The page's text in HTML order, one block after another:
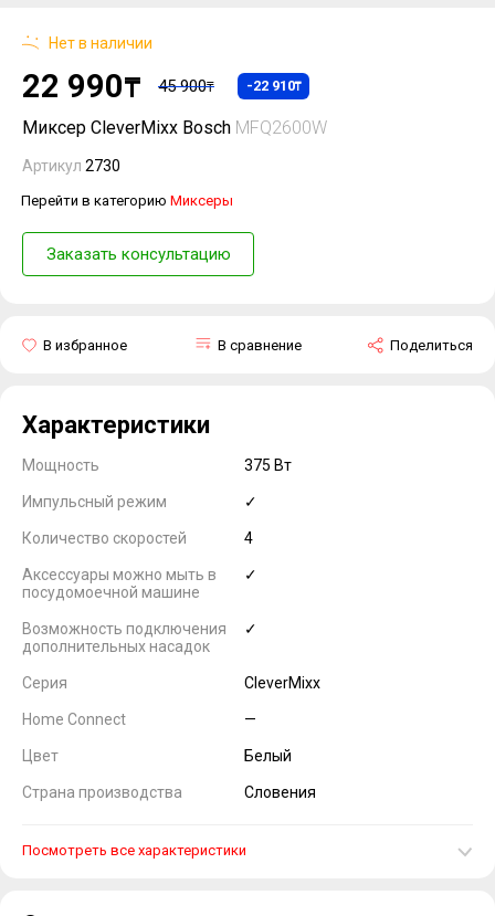
Миксер CleverMixx Bosch MFQ2600W
Артикул 2730
Перейти в категорию Миксеры
Заказать консультацию
Поделиться
В сравнение
В избранное
Нет в наличии
22 990₸ 45 900₸ -22 910₸
Характеристики
Мощность 375 Вт
Импульсный режим ✓
Количество скоростей 4
Аксессуары можно мыть в
посудомоечной машине
✓
Возможность подключения
дополнительных насадок
✓
Серия CleverMixx
Home Connect —
Цвет Белый
Страна производства Словения
Посмотреть все характеристики